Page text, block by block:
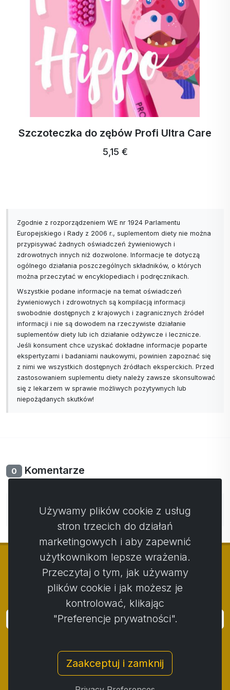
Szczoteczka do zębów Profi Ultra Care
5,15 €
Zgodnie z rozporządzeniem WE nr 1924 Parlamentu
Europejskiego i Rady z 2006 r., suplementom diety nie można
przypisywać żadnych oświadczeń żywieniowych i
zdrowotnych innych niż dozwolone. Informacje te dotyczą
ogólnego działania poszczególnych składników, o których
można przeczytać w encyklopediach i podręcznikach.
Wszystkie podane informacje na temat oświadczeń
żywieniowych i zdrowotnych są kompilacją informacji
swobodnie dostępnych z krajowych i zagranicznych źródeł
informacji i nie są dowodem na rzeczywiste działanie
suplementów diety lub ich działanie odżywcze i lecznicze.
Jeśli konsument chce uzyskać dokładne informacje poparte
ekspertyzami i badaniami naukowymi, powinien zapoznać się
z nimi we wszystkich dostępnych źródłach eksperckich. Przed
zastosowaniem suplementu diety należy zawsze skonsultować
się z lekarzem w sprawie możliwych pozytywnych lub
niepożądanych skutków!
0 Komentarze
Nie ma jeszcze komentarzy. Bądź pierwszy ze swoim
komentarzem.
© Copyright 2014 - 2026 Activstar
Zaloguj się
Zasady i warunki / Polityka prywatności
Procedura składania skarg / Protokół reklamacji
Używamy plików cookie z usług
stron trzecich do działań
marketingowych i aby zapewnić
użytkownikom lepsze wrażenia.
Przeczytaj o tym, jak używamy
plików cookie i jak możesz je
kontrolować, klikając
"Preferencje prywatności".
Zaakceptuj i zamknij